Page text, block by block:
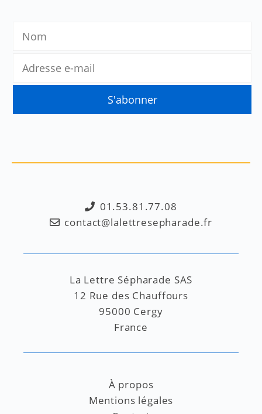
01.53.81.77.08
contact@lalettresepharade.fr
La Lettre Sépharade SAS
12 Rue des Chauffours
95000 Cergy
France
À propos
Mentions légales